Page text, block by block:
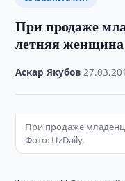
При продаже
летняя женщина
Аскар Якубов ·
При продаже
Фото: UzDaily.